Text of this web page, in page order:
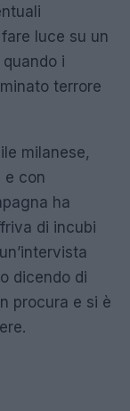
luce su un
i
terrore
milanese,
e con
ha
di incubi
dicendo di
procura e si è